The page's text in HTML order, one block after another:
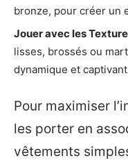
bronze, pour créer un
Jouer avec les
lisses, brossés ou
dynamique et
Pour maximiser
les porter en
vêtements